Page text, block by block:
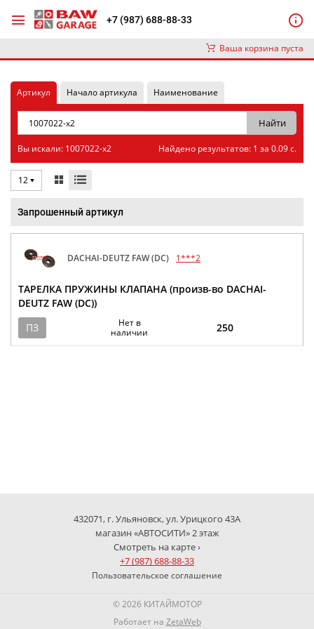
+7 (987) 688-88-33
Ваша корзина пуста
Артикул Начало артикула Наименование
Вы искали: 1007022-x2 Найдено результатов: 1 за 0.09 с.
12
Запрошенный артикул
DACHAI-DEUTZ FAW (DC) 1***2
ТАРЕЛКА ПРУЖИНЫ КЛАПАНА (произв-во DACHAI-
DEUTZ FAW (DC))
ПЗ
Нет в
наличии
250
432071, г. Ульяновск, ул. Урицкого 43А
магазин «АВТОСИТИ» 2 этаж
Смотреть на карте ›
+7 (987) 688-88-33
Пользовательское соглашение
© 2026 КИТАЙМОТОР
Работает на ZetaWeb